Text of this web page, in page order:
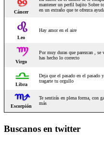
Buscanos en twitter